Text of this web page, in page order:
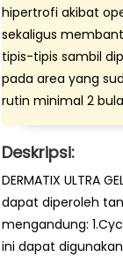
hipertrofi akibat
sekaligus
tipis-tipis sambil
pada area yang
rutin minimal 2
Deskripsi:
DERMATIX ULTRA
dapat diperoleh
mengandung:
ini dapat